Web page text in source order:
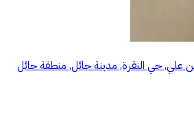
علي, حي النقرة, مدينة حائل, منطقة حائل